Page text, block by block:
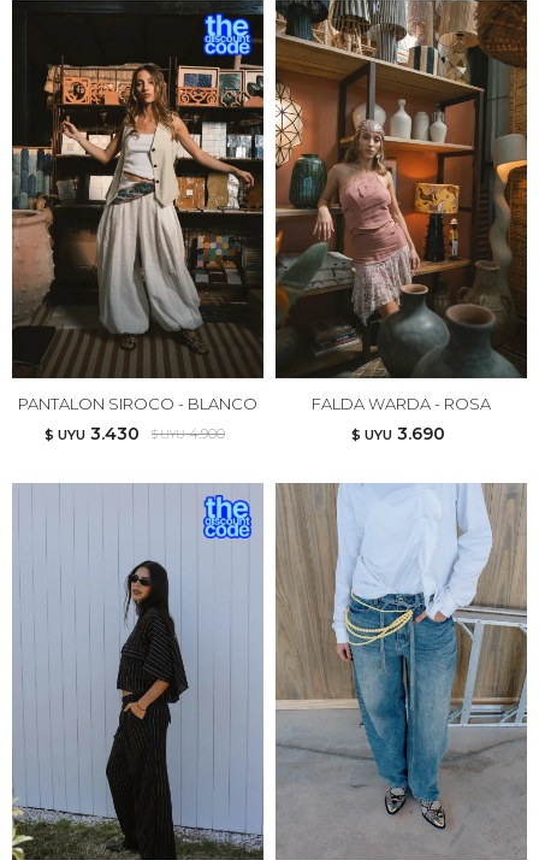
PANTALON SIROCO - BLANCO
$ UYU 3.430 $ UYU 4.900
FALDA WARDA - ROSA
$ UYU 3.690